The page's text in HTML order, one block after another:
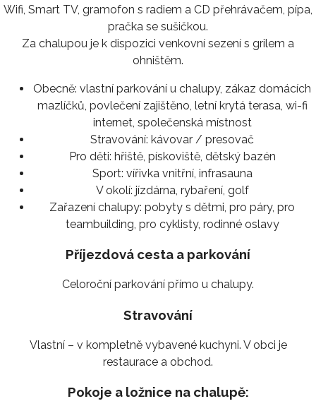
Wifi, Smart TV, gramofon s radiem a CD přehrávačem, pípa,
pračka se sušičkou.
Za chalupou je k dispozici venkovní sezení s grilem a
ohništěm.
Obecně: vlastní parkování u chalupy, zákaz domácích
mazlíčků, povlečení zajištěno, letní krytá terasa, wi-fi
internet, společenská místnost
Stravování: kávovar / presovač
Pro děti: hřiště, pískoviště, dětský bazén
Sport: vířivka vnitřní, infrasauna
V okolí: jízdárna, rybaření, golf
Zařazení chalupy: pobyty s dětmi, pro páry, pro
teambuilding, pro cyklisty, rodinné oslavy
Příjezdová cesta a parkování
Celoroční parkování přímo u chalupy.
Stravování
Vlastní – v kompletně vybavené kuchyni. V obci je
restaurace a obchod.
Pokoje a ložnice na chalupě: